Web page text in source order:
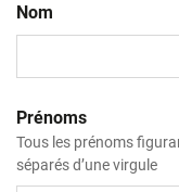
Nom
Prénoms
Tous les prénoms
séparés d’une virgule